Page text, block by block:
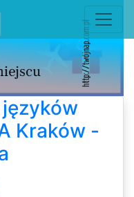
języków
Kraków -